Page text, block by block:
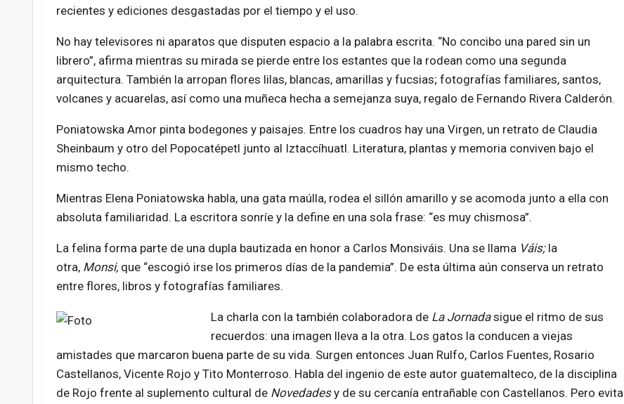
recientes y ediciones desgastadas por el tiempo y el uso.
No hay televisores ni aparatos que disputen espacio a la palabra escrita. “No concibo una pared sin un
librero”, afirma mientras su mirada se pierde entre los estantes que la rodean como una segunda
arquitectura. También la arropan flores lilas, blancas, amarillas y fucsias; fotografías familiares, santos,
volcanes y acuarelas, así como una muñeca hecha a semejanza suya, regalo de Fernando Rivera Calderón.
Poniatowska Amor pinta bodegones y paisajes. Entre los cuadros hay una Virgen, un retrato de Claudia
Sheinbaum y otro del Popocatépetl junto al Iztaccíhuatl. Literatura, plantas y memoria conviven bajo el
mismo techo.
Mientras Elena Poniatowska habla, una gata maúlla, rodea el sillón amarillo y se acomoda junto a ella con
absoluta familiaridad. La escritora sonríe y la define en una sola frase: “es muy chismosa”.
La felina forma parte de una dupla bautizada en honor a Carlos Monsiváis. Una se llama Váis; la
otra, Monsi, que “escogió irse los primeros días de la pandemia”. De esta última aún conserva un retrato
entre flores, libros y fotografías familiares.
La charla con la también colaboradora de La Jornadasigue el ritmo de sus
recuerdos: una imagen lleva a la otra. Los gatos la conducen a viejas
amistades que marcaron buena parte de su vida. Surgen entonces Juan Rulfo, Carlos Fuentes, Rosario
Castellanos, Vicente Rojo y Tito Monterroso. Habla del ingenio de este autor guatemalteco, de la disciplina
de Rojo frente al suplemento cultural de Novedadesy de su cercanía entrañable con Castellanos. Pero evita